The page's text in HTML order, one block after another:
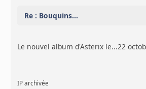
Re : Bouquins...
Le nouvel album d'Asterix le...22
IP archivée